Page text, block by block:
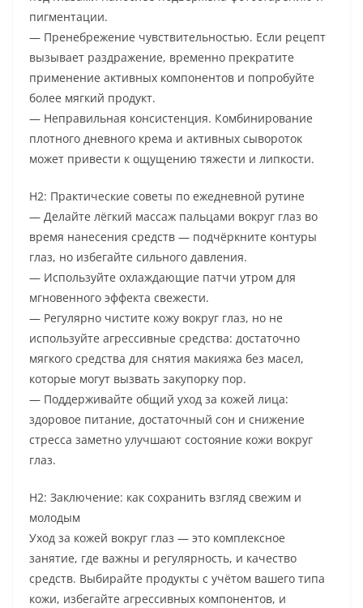
пигментации.
— Пренебрежение чувствительностью. Если рецепт
вызывает раздражение, временно прекратите
применение активных компонентов и попробуйте
более мягкий продукт.
— Неправильная консистенция. Комбинирование
плотного дневного крема и активных сывороток
может привести к ощущению тяжести и липкости.
H2: Практические советы по ежедневной рутине
— Делайте лёгкий массаж пальцами вокруг глаз во
время нанесения средств — подчёркните контуры
глаз, но избегайте сильного давления.
— Используйте охлаждающие патчи утром для
мгновенного эффекта свежести.
— Регулярно чистите кожу вокруг глаз, но не
используйте агрессивные средства: достаточно
мягкого средства для снятия макияжа без масел,
которые могут вызвать закупорку пор.
— Поддерживайте общий уход за кожей лица:
здоровое питание, достаточный сон и снижение
стресса заметно улучшают состояние кожи вокруг
глаз.
H2: Заключение: как сохранить взгляд свежим и
молодым
Уход за кожей вокруг глаз — это комплексное
занятие, где важны и регулярность, и качество
средств. Выбирайте продукты с учётом вашего типа
кожи, избегайте агрессивных компонентов, и